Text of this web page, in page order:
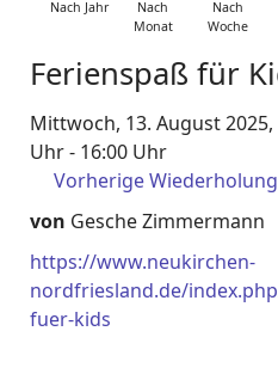
Nach Jahr
Nach
Monat
Nach
Woche
Ferienspaß für
Mittwoch, 13. August 2025,
Uhr - 16:00 Uhr
Vorherige Wiederholung
von Gesche Zimmermann
https://www.neukirchen-
nordfriesland.de/
fuer-kids